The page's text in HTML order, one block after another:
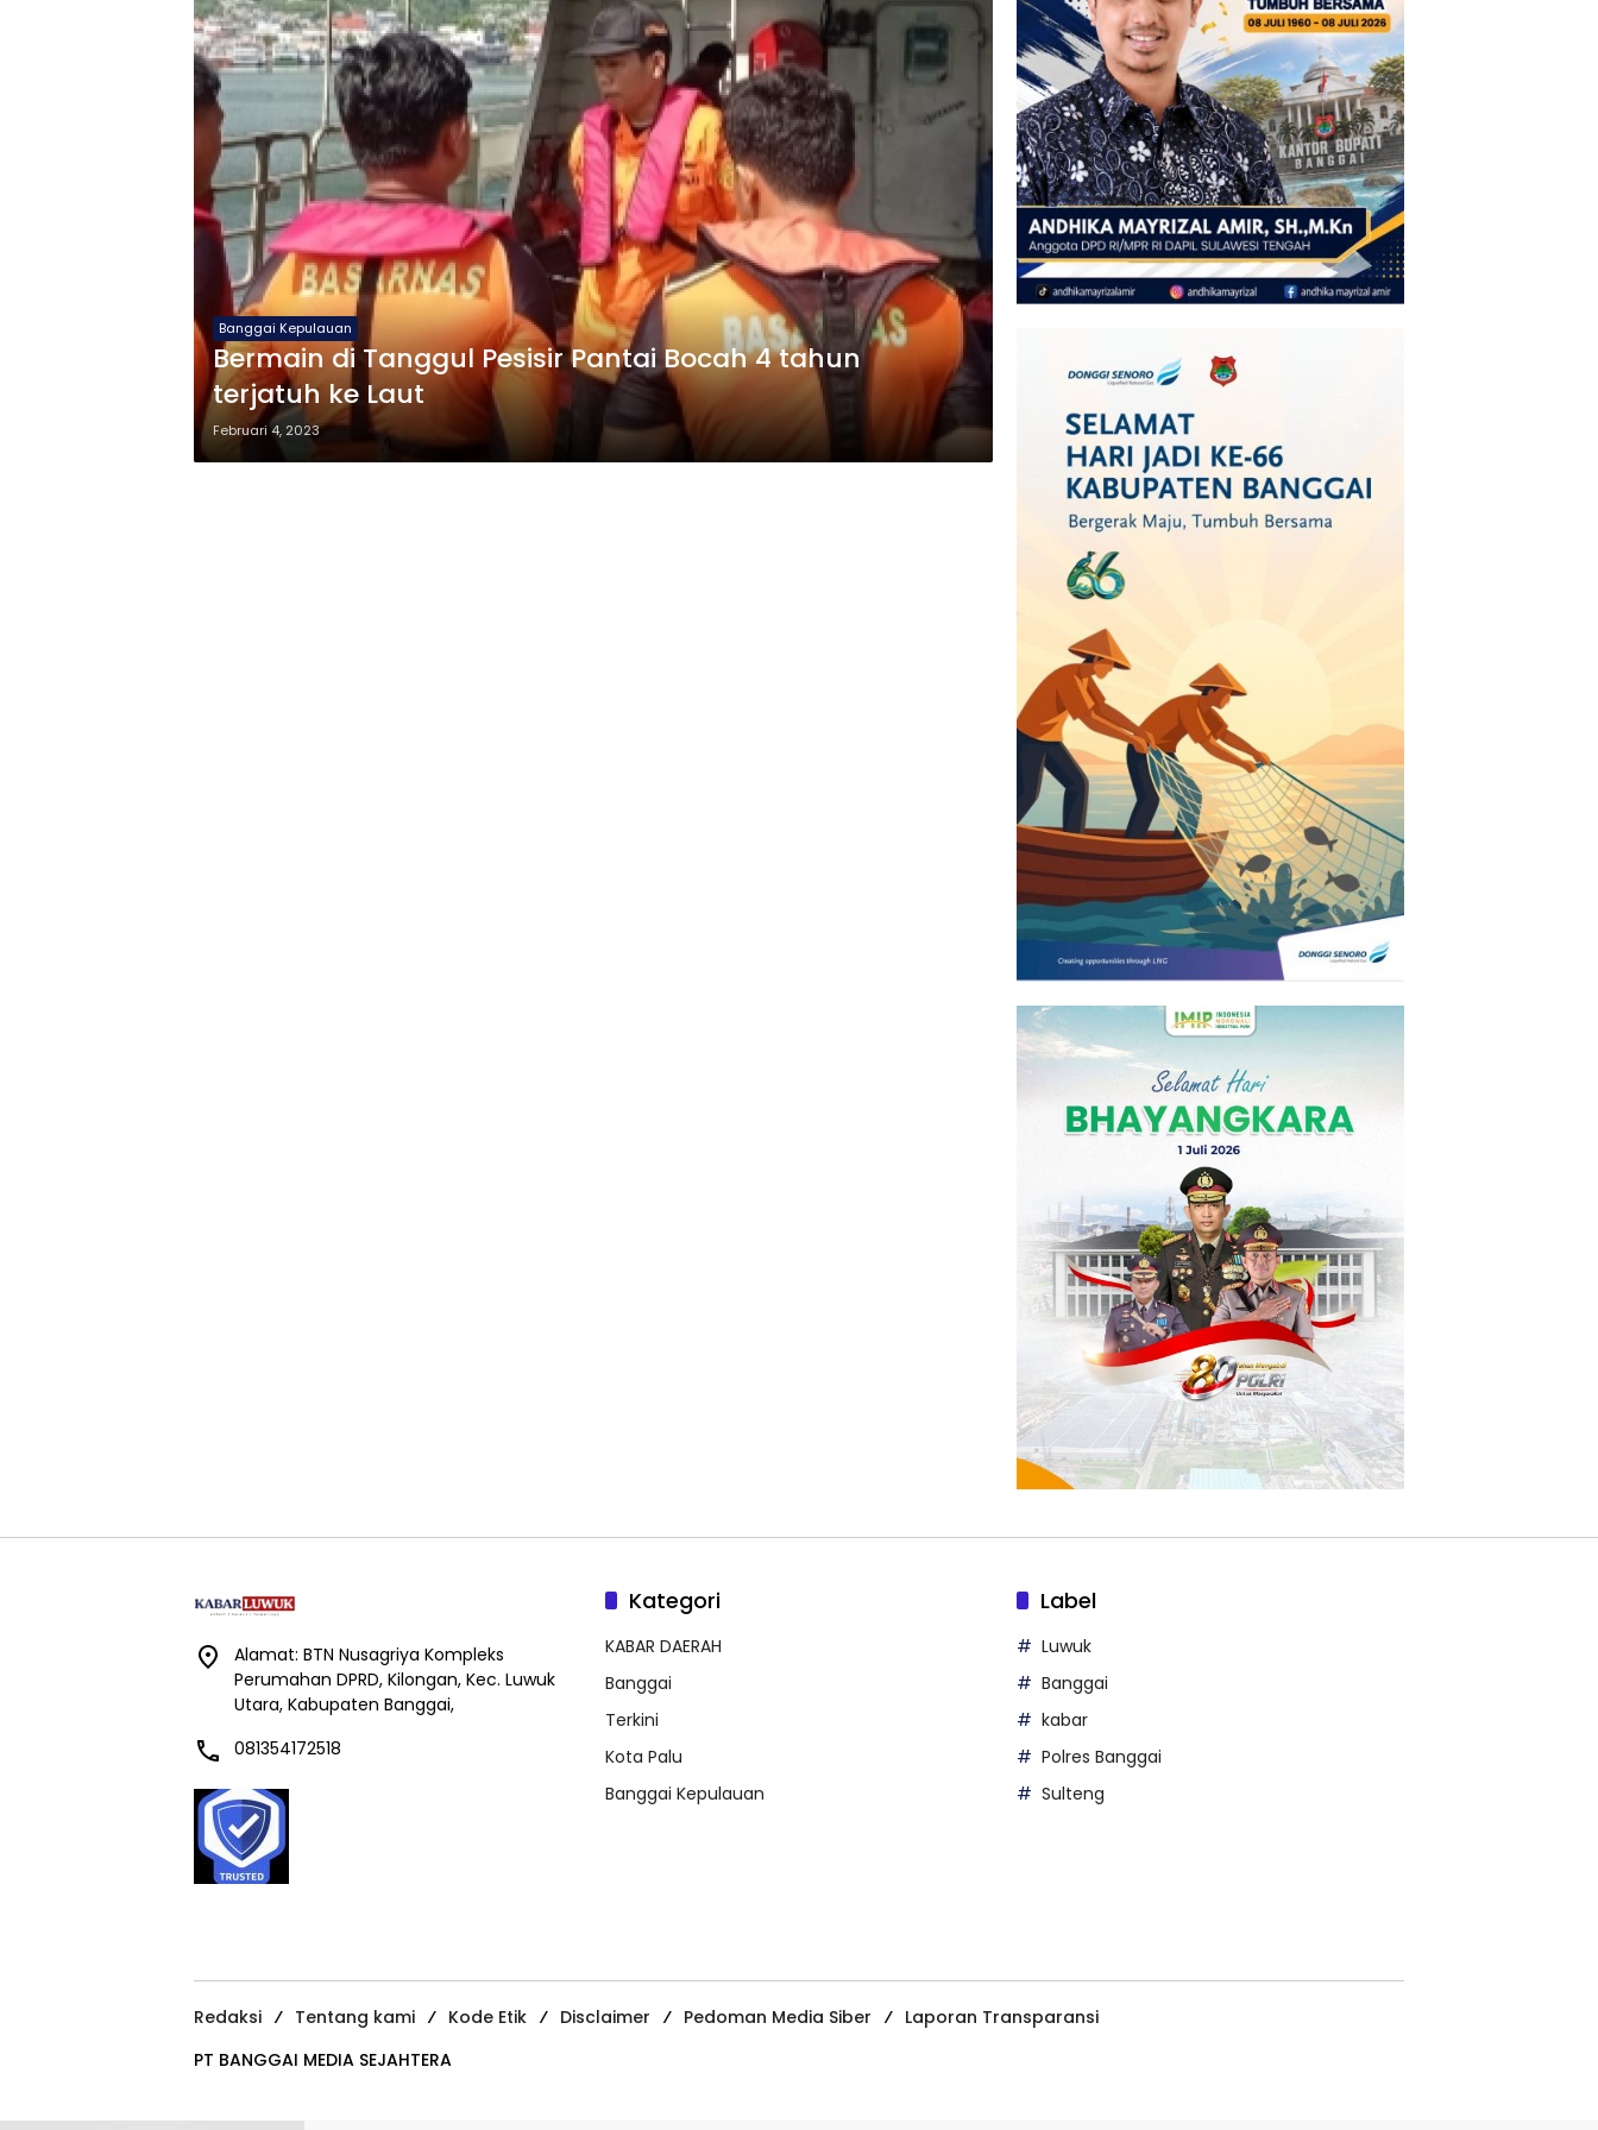
Banggai Kepulauan
Bermain di Tanggul Pesisir Pantai Bocah 4 tahun
terjatuh ke Laut
Februari 4, 2023
Alamat: BTN Nusagriya Kompleks
Perumahan DPRD, Kilongan, Kec. Luwuk
Utara, Kabupaten Banggai,
081354172518
Kategori
KABAR DAERAH
Banggai
Terkini
Kota Palu
Banggai Kepulauan
Label
Luwuk
Banggai
kabar
Polres Banggai
Sulteng
Redaksi Tentang kami Kode Etik Disclaimer Pedoman Media Siber
Laporan Transparansi
PT BANGGAI MEDIA SEJAHTERA